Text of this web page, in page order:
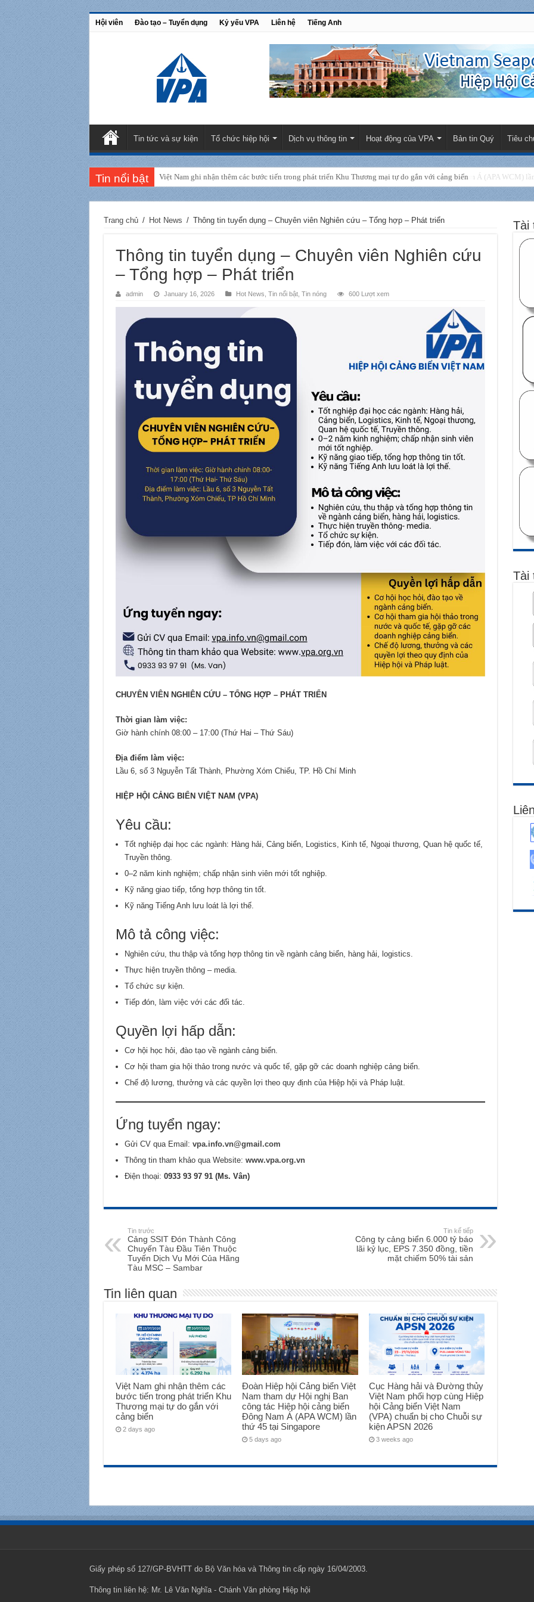
Hội viên Đào tạo – Tuyển dụng Kỷ yếu VPA Liên hệ Tiếng Anh
Tin tức và sự kiện Tổ chức hiệp hội Dịch vụ thông tin Hoạt động của VPA Bản tin Quý Tiêu
Tin nổi bật Đoàn Hiệp hội Cảng biển Việt Nam tham dự Hội nghị Ban công tác Hiệp hội cảng biển Đông Nam Á (APA WCM)
Trang chủ / Hot News / Thông tin tuyển dụng – Chuyên viên Nghiên cứu – Tổng hợp – Phát triển
Thông tin tuyển dụng – Chuyên viên Nghiên cứu
– Tổng hợp – Phát triển
admin January 16, 2026 Hot News Tin nổi bật, Tin nóng 600 Lượt xem
CHUYÊN VIÊN NGHIÊN CỨU – TỔNG HỢP – PHÁT TRIỂN
Thời gian làm việc:
Giờ hành chính 08:00 – 17:00 (Thứ Hai – Thứ Sáu)
Địa điểm làm việc:
Lầu 6, số 3 Nguyễn Tất Thành, Phường Xóm Chiếu, TP. Hồ Chí Minh
HIỆP HỘI CẢNG BIỂN VIỆT NAM (VPA)
Yêu cầu:
Tốt nghiệp đại học các ngành: Hàng hải, Cảng biển, Logistics, Kinh tế, Ngoại thương, Quan hệ quốc tế,
Truyền thông.
0–2 năm kinh nghiệm; chấp nhận sinh viên mới tốt nghiệp.
Kỹ năng giao tiếp, tổng hợp thông tin tốt.
Kỹ năng Tiếng Anh lưu loát là lợi thế.
Mô tả công việc:
Nghiên cứu, thu thập và tổng hợp thông tin về ngành cảng biển, hàng hải, logistics.
Thực hiện truyền thông – media.
Tổ chức sự kiện.
Tiếp đón, làm việc với các đối tác.
Quyền lợi hấp dẫn:
Cơ hội học hỏi, đào tạo về ngành cảng biển.
Cơ hội tham gia hội thảo trong nước và quốc tế, gặp gỡ các doanh nghiệp cảng biển.
Chế độ lương, thưởng và các quyền lợi theo quy định của Hiệp hội và Pháp luật.
Ứng tuyển ngay:
Gửi CV qua Email: vpa.info.vn@gmail.com
Thông tin tham khảo qua Website: www.vpa.org.vn
Điện thoại: 0933 93 97 91 (Ms. Vân)
Tin trước
Cảng SSIT Đón Thành Công
Chuyến Tàu Đầu Tiên Thuộc
Tuyến Dịch Vụ Mới Của Hãng
Tàu MSC – Sambar
Tin kế tiếp
Công ty cảng biển 6.000 tỷ báo
lãi kỷ lục, EPS 7.350 đồng, tiền
mặt chiếm 50% tài sản
Tin liên quan
Việt Nam ghi nhận thêm các
bước tiến trong phát triển Khu
Thương mại tự do gắn với
cảng biển
2 days ago
Đoàn Hiệp hội Cảng biển Việt
Nam tham dự Hội nghị Ban
công tác Hiệp hội cảng biển
Đông Nam Á (APA WCM) lần
thứ 45 tại Singapore
5 days ago
Cục Hàng hải và Đường thủy
Việt Nam phối hợp cùng Hiệp
hội Cảng biển Việt Nam
(VPA) chuẩn bị cho Chuỗi sự
kiện APSN 2026
3 weeks ago
Tài
Tài
Giấy phép số 127/GP-BVHTT do Bộ Văn hóa và Thông tin cấp ngày 16/04/2003.
Thông tin liên hệ: Mr. Lê Văn Nghĩa - Chánh Văn phòng Hiệp hội